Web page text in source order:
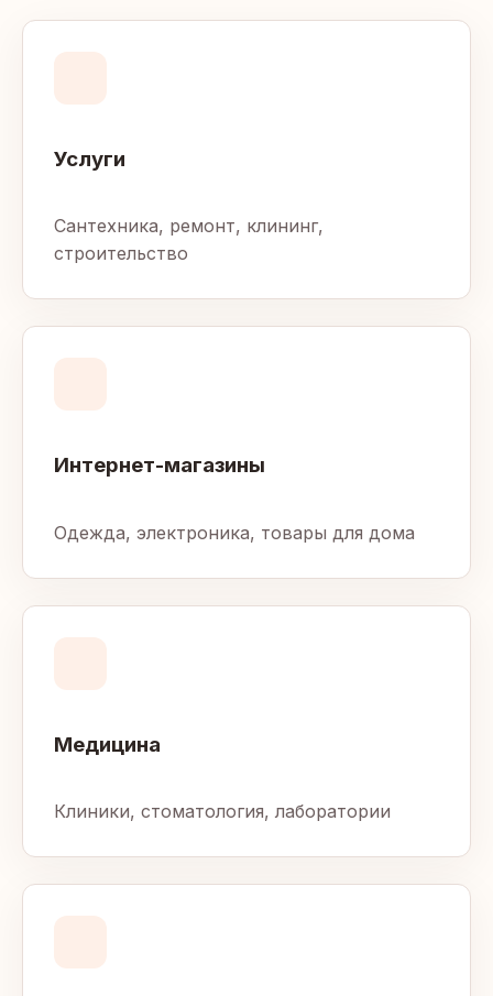
Услуги
Сантехника, ремонт, клининг,
строительство
Интернет-магазины
Одежда, электроника, товары для дома
Медицина
Клиники, стоматология, лаборатории